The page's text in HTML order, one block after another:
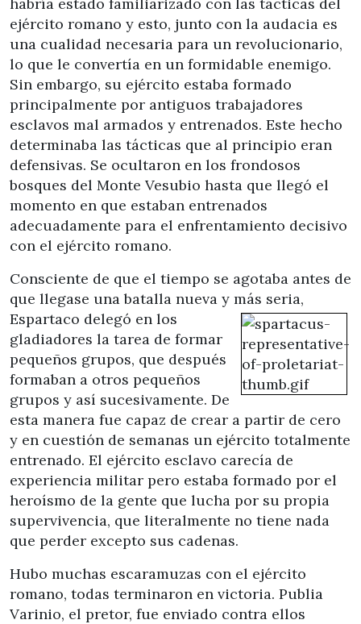
ejército romano y esto, junto con la audacia es
una cualidad necesaria para un revolucionario,
lo que le convertía en un formidable enemigo.
Sin embargo, su ejército estaba formado
principalmente por antiguos trabajadores
esclavos mal armados y entrenados. Este hecho
determinaba las tácticas que al principio eran
defensivas. Se ocultaron en los frondosos
bosques del Monte Vesubio hasta que llegó el
momento en que estaban entrenados
adecuadamente para el enfrentamiento decisivo
con el ejército romano.
Consciente de que el tiempo se agotaba antes de
que llegase una batalla nueva y más seria,
Espartaco delegó en los
gladiadores la tarea de formar
pequeños grupos, que después
formaban a otros pequeños
grupos y así sucesivamente. De
esta manera fue capaz de crear a partir de cero
y en cuestión de semanas un ejército totalmente
entrenado. El ejército esclavo carecía de
experiencia militar pero estaba formado por el
heroísmo de la gente que lucha por su propia
supervivencia, que literalmente no tiene nada
que perder excepto sus cadenas.
Hubo muchas escaramuzas con el ejército
romano, todas terminaron en victoria. Publia
Varinio, el pretor, fue enviado contra ellos